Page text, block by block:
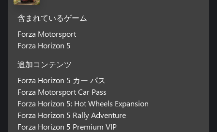
含まれているゲーム
Forza Motorsport
Forza Horizon 5
追加コンテンツ
Forza Horizon 5 カー パス
Forza Motorsport Car Pass
Forza Horizon 5: Hot Wheels Expansion
Forza Horizon 5 Rally Adventure
Forza Horizon 5 Premium VIP